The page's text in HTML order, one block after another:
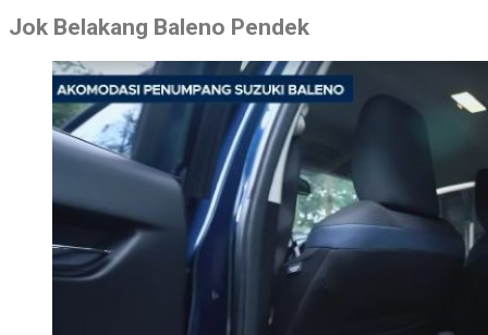
Jok Belakang Baleno Pendek